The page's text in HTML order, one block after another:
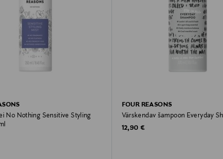
No Nothing Sensitive Styling
FOUR REASONS
Värskendav šampoon Everyday
Original Price
12,90 €